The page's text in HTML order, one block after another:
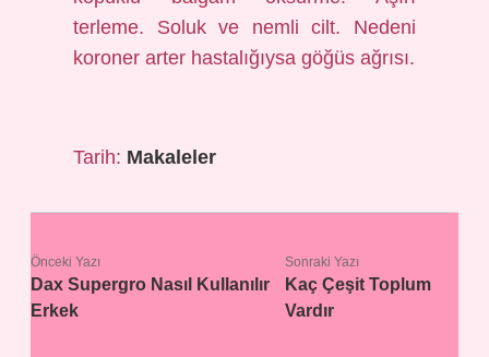
terleme. Soluk ve nemli cilt. Nedeni
koroner arter hastalığıysa göğüs ağrısı.
Tarih: Makaleler
Önceki Yazı
Dax Supergro Nasıl Kullanılır
Erkek
Sonraki Yazı
Kaç Çeşit Toplum
Vardır